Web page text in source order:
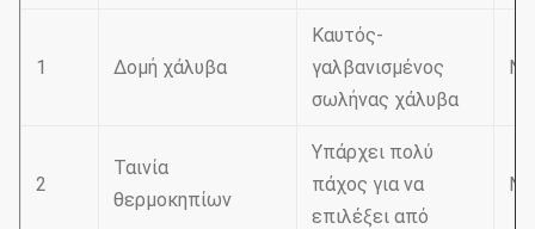
1 Δομή χάλυβα
Καυτός-
γαλβανισμένος
σωλήνας χάλυβα
2
Ταινία
θερμοκηπίων
Υπάρχει πολύ
πάχος για να
επιλέξει από